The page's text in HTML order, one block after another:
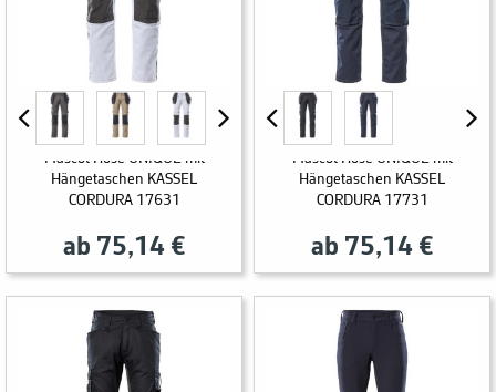
Mascot Hose UNIQUE mit
Hängetaschen KASSEL
CORDURA 17631
ab 75,14 €
Mascot Hose UNIQUE mit
Hängetaschen KASSEL
CORDURA 17731
ab 75,14 €